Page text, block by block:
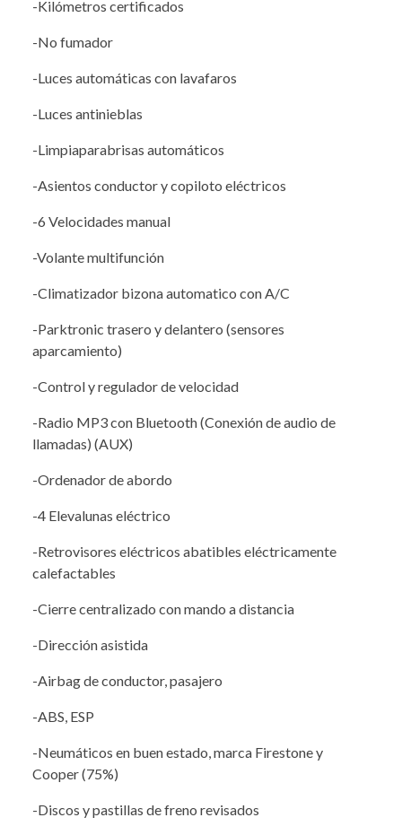
-Kilómetros certificados
-No fumador
-Luces automáticas con lavafaros
-Luces antinieblas
-Limpiaparabrisas automáticos
-Asientos conductor y copiloto eléctricos
-6 Velocidades manual
-Volante multifunción
-Climatizador bizona automatico con A/C
-Parktronic trasero y delantero (sensores
aparcamiento)
-Control y regulador de velocidad
-Radio MP3 con Bluetooth (Conexión de audio de
llamadas) (AUX)
-Ordenador de abordo
-4 Elevalunas eléctrico
-Retrovisores eléctricos abatibles eléctricamente
calefactables
-Cierre centralizado con mando a distancia
-Dirección asistida
-Airbag de conductor, pasajero
-ABS, ESP
-Neumáticos en buen estado, marca Firestone y
Cooper (75%)
-Discos y pastillas de freno revisados